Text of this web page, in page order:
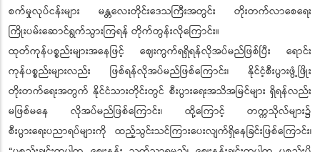
စက်မှုလုပ်ငန်းများ မန္တလေးတိုင်းဒေသကြီးအတွင်း တိုးတက်လာစေရေး
ကြိုးပမ်းဆောင်ရွက်သွားကြရန် တိုက်တွန်းလိုကြောင်း။
ထုတ်ကုန်ပစ္စည်းများအနေဖြင့် ဈေးကွက်ရရှိရန်လိုအပ်မည်ဖြစ်ပြီး ရောင်း
ကုန်ပစ္စည်းများလည်း ဖြစ်ရန်လိုအပ်မည်ဖြစ်ကြောင်း၊ နိုင်ငံ့စီးပွားဖွံ့ဖြိုး
တိုးတက်ရေးအတွက် နိုင်ငံသားတိုင်းတွင် စီးပွားရေးအသိအမြင်များ ရှိရန်လည်း
မဖြစ်မနေ လိုအပ်မည်ဖြစ်ကြောင်း၊ ထို့ကြောင့် တက္ကသိုလ်များ၌
စီးပွားရေးပညာရပ်များကို ထည့်သွင်းသင်ကြားပေးလျက်ရှိနေခြင်းဖြစ်ကြောင်း၊